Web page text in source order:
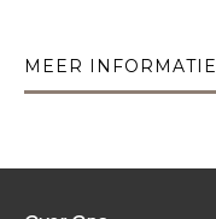
MEER INFORMATIE